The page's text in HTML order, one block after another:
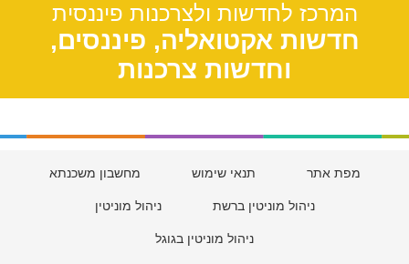
המרכז לחדשות ולצרכנות פיננסית
חדשות אקטואליה, פיננסים,
וחדשות צרכנות
מפת אתר תנאי שימוש מחשבון משכנתא
ניהול מוניטין ברשת ניהול מוניטין
ניהול מוניטין בגוגל